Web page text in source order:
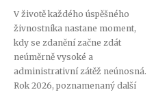
V životě každého úspěšného
živnostníka nastane moment,
kdy se zdanění začne zdát
neúměrně vysoké a
administrativní zátěž neúnosná.
Rok 2026, poznamenaný další